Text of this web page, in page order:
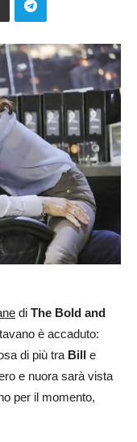
di The Bold and
è accaduto:
di più tra Bill e
e nuora sarà vista
per il momento,